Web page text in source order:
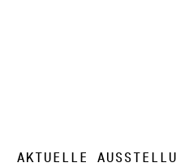
AKTUELLE